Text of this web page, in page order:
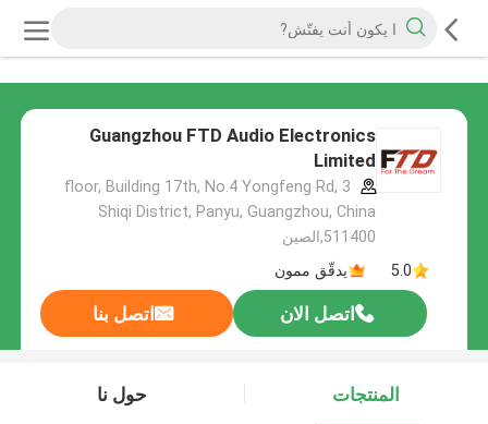
Guangzhou FTD Audio Electronics
Limited
3 floor, Building 17th, No.4 Yongfeng Rd,
Shiqi District, Panyu, Guangzhou, China
511400,الصين
5.0
يدقّق ممون
اتصل الان اتصل بنا
المنتجات حول نا